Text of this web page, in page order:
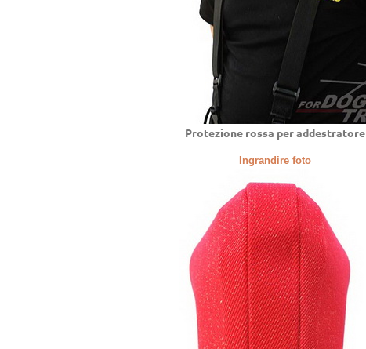
Protezione rossa per addestratore
Ingrandire foto